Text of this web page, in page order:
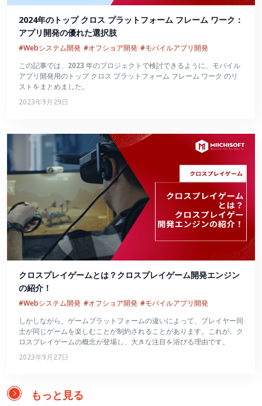
2024年のトップ クロス プラットフォーム フレーム ワーク：
アプリ開発の優れた選択肢
#Webシステム開発 #オフショア開発 #モバイルアプリ開発
この記事では、2023 年のプロジェクトで検討できるように、モバイル
アプリ開発用のトップ クロス プラットフォーム フレーム ワーク のリ
ストをまとめました。
2023年9月29日
クロスプレイゲームとは？クロスプレイゲーム開発エンジン
の紹介！
#Webシステム開発 #オフショア開発 #モバイルアプリ開発
しかしながら、ゲームプラットフォームの違いによって、プレイヤー同
士が同じゲームを楽しむことが制約されることがあります。これが、ク
ロスプレイゲームの概念が登場し、大きな注目を浴びる理由です。
2023年9月27日
もっと見る